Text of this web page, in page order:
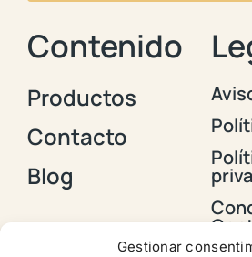
Gestionar
Contenido
Productos
Contacto
Blog